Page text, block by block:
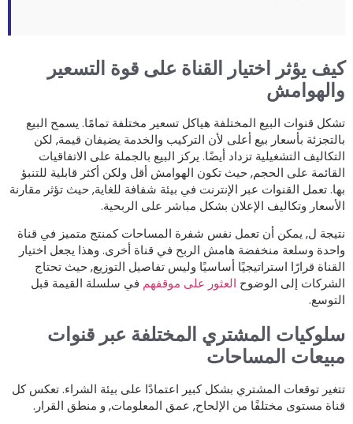
يؤثر اختيار القناة على قوة التسعير
قنوات البيع المختلفة هياكل تسعير مختلفة تمامًا. يسمح البيع
بأسعار بيع أعلى لأن التركيب والخدمة يضيفان قيمة, لكن
التشغيلية تزداد أيضًا. يركز البيع بالجملة على الاتفاقيات
على الحجم, حيث تكون الهوامش أقل ولكن أكثر قابلية للتنبؤ
تعمل القنوات عبر الإنترنت في بيئة شفافة للغاية, حيث تؤثر مقارنة
وتكاليف الإعلان بشكل مباشر على الربحية.
ل, يمكن أن تعمل نفس شفرة المساحات كمنتج متميز في قناة
وسلعة منخفضة هامش الربح في قناة أخرى. وهذا يجعل اختيار
قرارًا استراتيجيًا أساسيًا وليس تفاصيل التوزيع, حيث تحتاج
إلى الوضوحالعثور على موقفهمفي سلسلة القيمة قبل
المشتري المختلفة عبر قنوات
المساحات
توقعات المشتري بشكل كبير اعتمادًا على بيئة الشراء. تعكس كل
مستوى مختلفًا من الإلحاح, عمق المعلومات, و منطق القرار.